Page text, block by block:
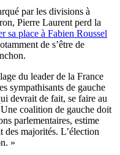
par les divisions à
Pierre Laurent perd la
sa place à Fabien Roussel
de s’être de
du leader de la France
sympathisants de gauche
devrait de fait, se faire au
coalition de gauche doit
parlementaires, estime
des majorités. L’élection
»